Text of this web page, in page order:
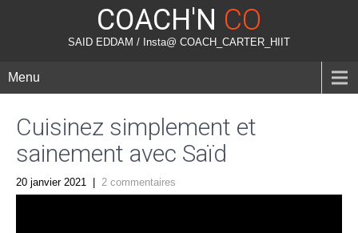
COACH'N CO
SAID EDDAM / Insta@ COACH_CARTER_HIIT
Menu
Cuisinez simplement et
sainement avec Saïd
20 janvier 2021 2 commentaires